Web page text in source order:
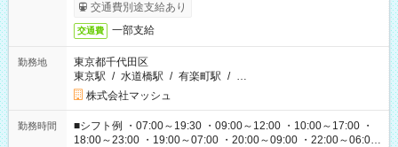
交通費別途支給あり
交通費 一部支給
勤務地
東京都千代田区
東京駅 / 水道橋駅 / 有楽町駅 / …
株式会社マッシュ
勤務時間
■シフト例 ・07:00～19:30 ・09:00～12:00 ・10:00～17:00 ・
18:00～23:00 ・19:00～07:00 ・20:00～09:00 ・22:00～06:00